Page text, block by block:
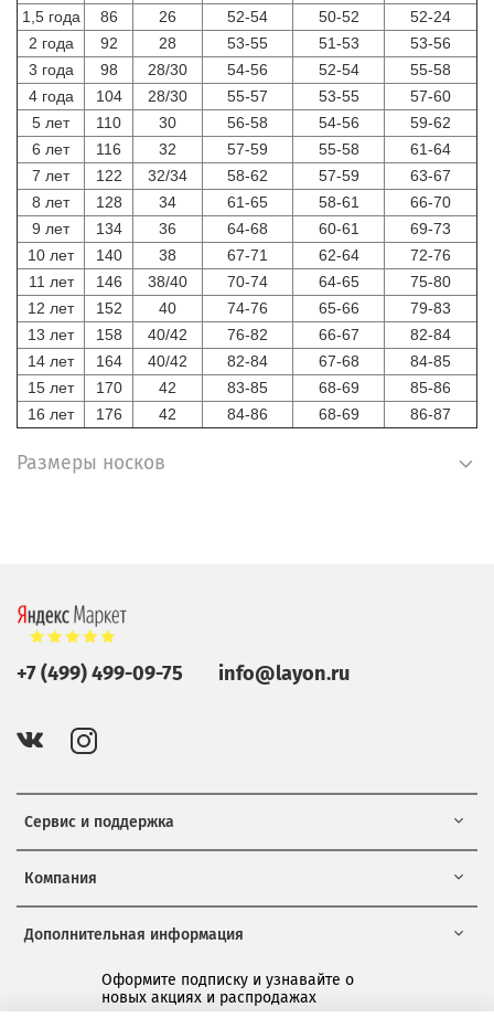
1,5 года
86 26 52-54 50-52
52-24
2 года
92 28 53-55 51-53
53-56
3 года
98 28/30 54-56 52-54
55-58
4 года
104 28/30 55-57 53-55
57-60
5 лет
110 30 56-58 54-56
59-62
6 лет
116 32 57-59 55-58
61-64
7 лет
122 32/34 58-62 57-59
63-67
8 лет
128 34 61-65 58-61
66-70
9 лет
134 36 64-68 60-61
69-73
10 лет
140 38 67-71 62-64
72-76
11 лет
146 38/40 70-74 64-65
75-80
12 лет
152 40 74-76 65-66
79-83
13 лет
158 40/42 76-82 66-67
82-84
14 лет
164 40/42 82-84 67-68
84-85
15 лет
170 42 83-85 68-69
85-86
16 лет
176 42 84-86 68-69 86-87
Размеры носков
Сервис и поддержка
Компания
Дополнительная информация
Оформите подписку и узнавайте о
новых акциях и распродажах
+7 (499) 499-09-75 info@layon.ru